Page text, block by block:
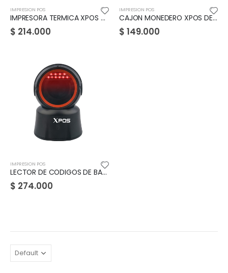
IMPRESION POS
IMPRESORA TERMICA XPOS T82E
$ 214.000
IMPRESION POS
CAJON MONEDERO XPOS DE 4 PUESTOS
$ 149.000
IMPRESION POS
LECTOR DE CODIGOS DE BARRAS INHALAMBRICO XPOS X3
$ 274.000